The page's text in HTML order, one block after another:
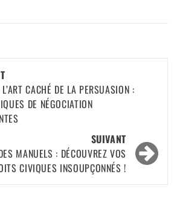
CACHÉ DE LA PERSUASION :
DE NÉGOCIATION
SUIVANT
MANUELS : DÉCOUVREZ VOS
CIVIQUES INSOUPÇONNÉS !